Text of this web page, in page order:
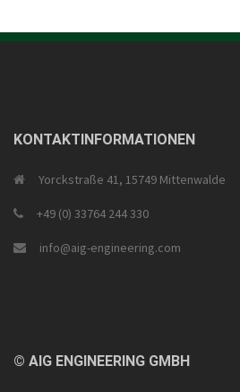
KONTAKTINFORMATIONEN
Yorckstraße 41, 15749 Mittenwalde
+49 (0) 33764 244 330
info@aig-engineering.com
© AIG ENGINEERING GMBH